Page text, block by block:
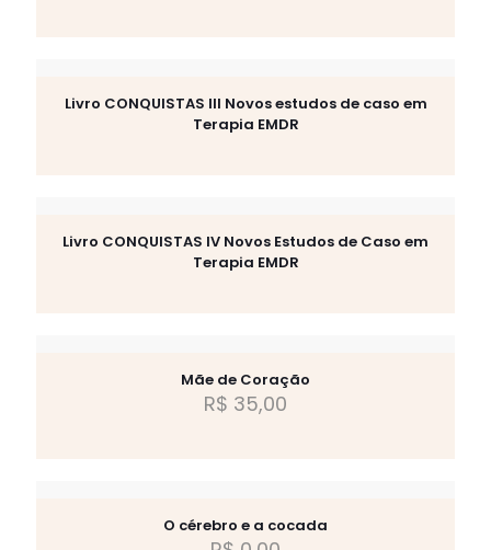
Livro CONQUISTAS III Novos estudos de caso em
Terapia EMDR
Livro CONQUISTAS IV Novos Estudos de Caso em
Terapia EMDR
Mãe de Coração
R$ 35,00
O cérebro e a cocada